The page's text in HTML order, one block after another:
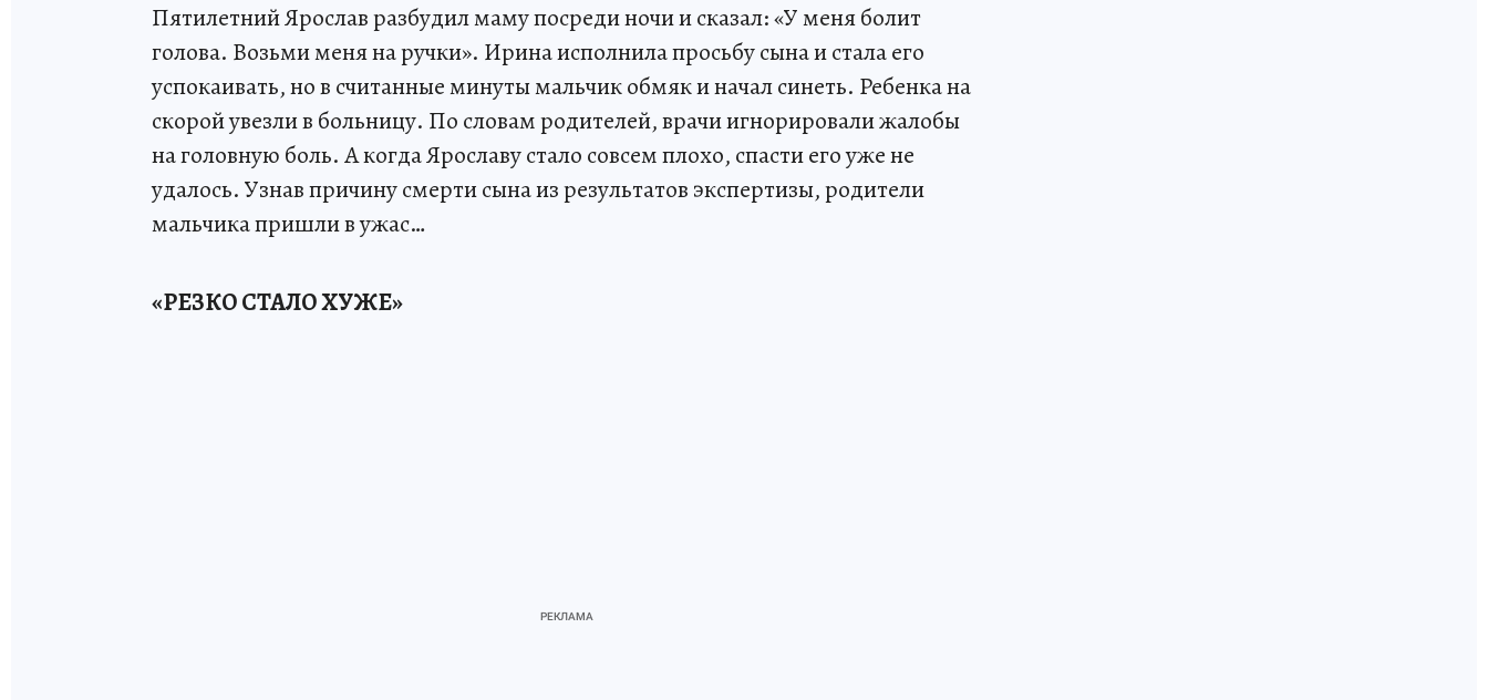
Пятилетний Ярослав разбудил маму посреди ночи и сказал: «У меня болит
голова. Возьми меня на ручки». Ирина исполнила просьбу сына и стала его
успокаивать, но в считанные минуты мальчик обмяк и начал синеть. Ребенка на
скорой увезли в больницу. По словам родителей, врачи игнорировали жалобы
на головную боль. А когда Ярославу стало совсем плохо, спасти его уже не
удалось. Узнав причину смерти сына из результатов экспертизы, родители
мальчика пришли в ужас…
«РЕЗКО СТАЛО ХУЖЕ»